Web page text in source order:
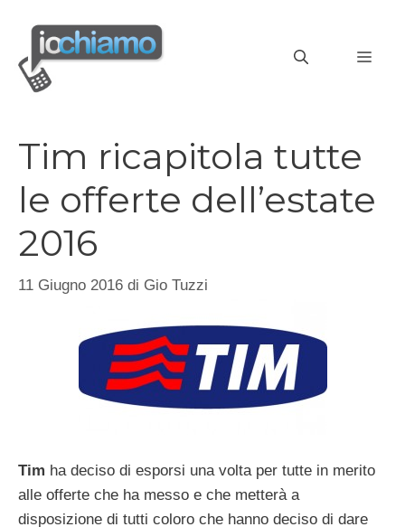
contenuto
Tim ricapitola tutte
le offerte dell’estate
2016
11 Giugno 2016 di Gio Tuzzi
Tim ha deciso di esporsi una volta per tutte in merito
alle offerte che ha messo e che metterà a
disposizione di tutti coloro che hanno deciso di dare